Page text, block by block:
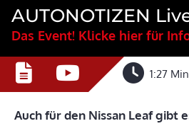
AUTONOTIZEN
Das Event! Klicke hier für
1:27
Auch für den Nissan Leaf gibt